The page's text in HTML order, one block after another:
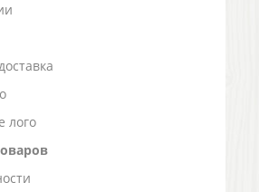
лого